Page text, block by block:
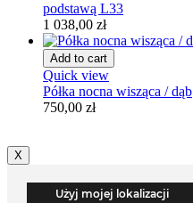
podstawą L33
1 038,00 zł
Add to cart
Quick view
Półka nocna wisząca / dąb
750,00 zł
X